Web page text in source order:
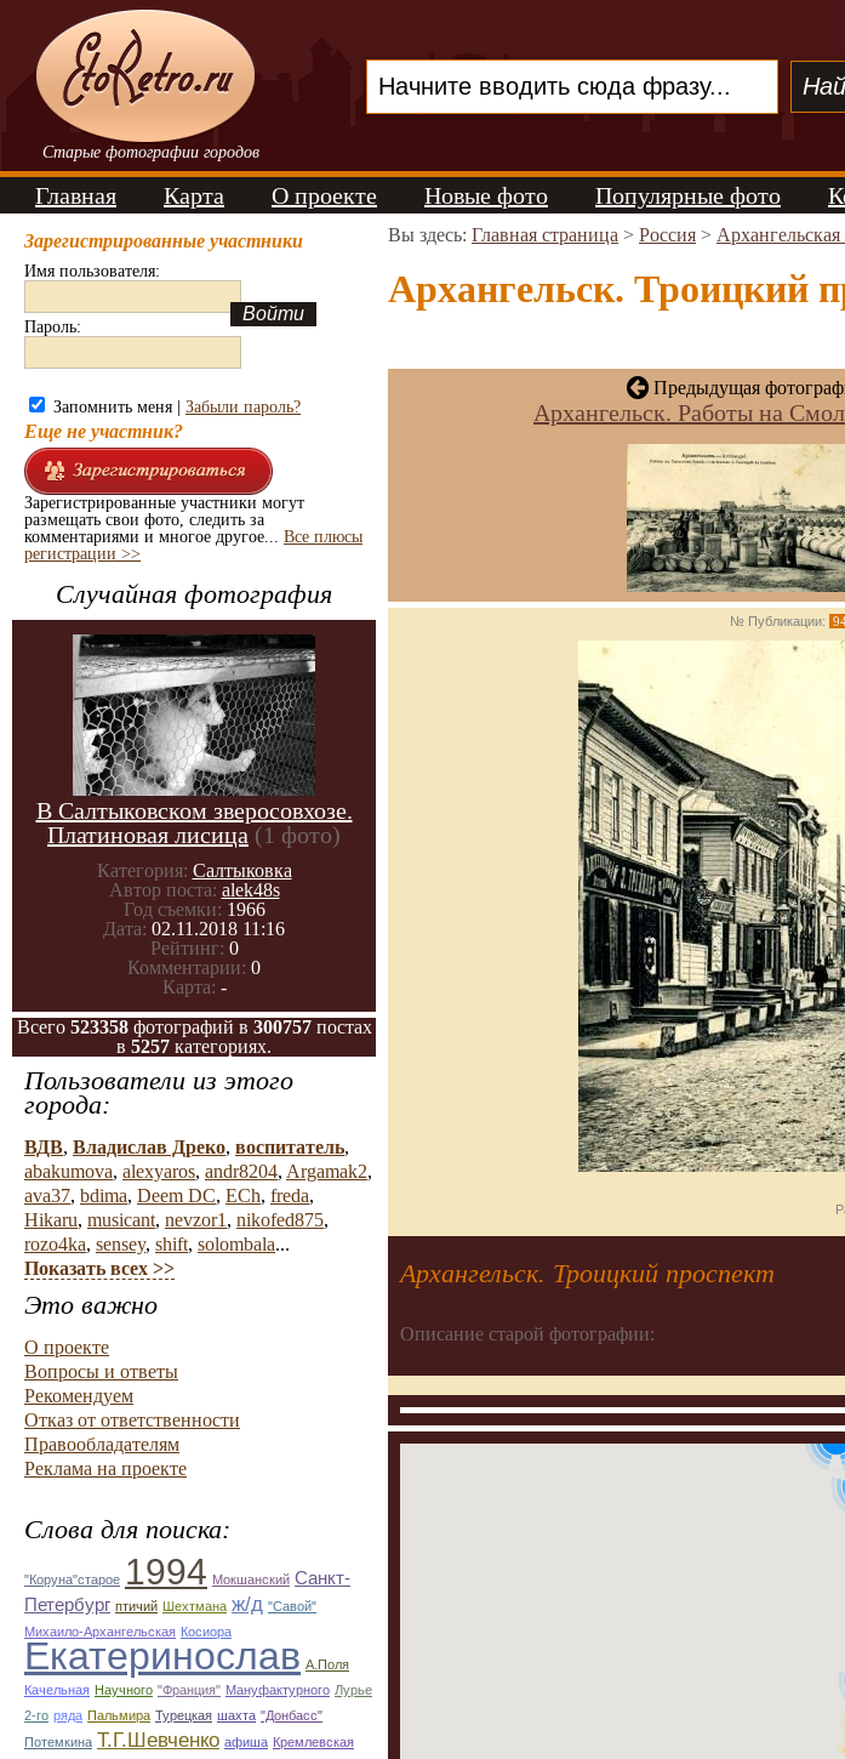
Старые фотографии городов
Главная Карта О проекте Новые фото Популярные фото
Зарегистрированные участники
Имя пользователя:
Пароль:
Запомнить меня | Забыли пароль?
Еще не участник?
Зарегистрированные участники могут
размещать свои фото, следить за
комментариями и многое другое... Все плюсы
регистрации >>
Случайная фотография
В Салтыковском зверосовхозе.
Платиновая лисица (1 фото)
Категория: Салтыковка
Автор поста: alek48s
Год съемки: 1966
Дата: 02.11.2018 11:16
Рейтинг: 0
Комментарии: 0
Карта: -
Всего 523358фотографий в 300757постах
в 5257 категориях.
Пользователи из этого
города:
ВДВ, Владислав Дреко, воспитатель,
abakumova, alexyaros, andr8204, Argamak2,
ava37, bdima, Deem DC, ECh, freda,
Hikaru, musicant, nevzor1 , nikofed875,
rozo4ka, sensey, shift, solombala...
Показать всех >>
Это важно
О проекте
Вопросы и ответы
Рекомендуем
Отказ от ответственности
Правообладателям
Реклама на проекте
Слова для поиска:
"Коруна"старое 1994 Мокшанский Санкт-
Петербург птичий Шехтмана ж/д "Савой"
Михаило-Архангельская Косиора
Екатеринослав А.Поля
Качельная Научного "Франция" Мануфактурного Лурье
2-го ряда Пальмира Турецкая шахта "Донбасс"
Потемкина Т.Г.Шевченко афиша Кремлевская
Вы здесь: Главная страница > Россия > Архангельская
Архангельск. Троицкий
Предыдущая
Архангельск. Работы на
№ Публикации:
Архангельск. Троицкий проспект
Описание старой фотографии: